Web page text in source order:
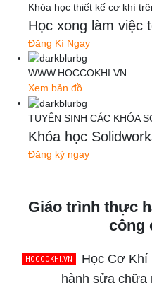
Khóa học thiết kế cơ khí
Học xong làm việc
Đăng Kí Ngay
WWW.HOCCOKHI.VN
Xem bản đồ
TUYỂN SINH CÁC KHÓA
Khóa học
Đăng ký ngay
Giáo trình thực
công
Học Cơ Khí
hành sửa chữa